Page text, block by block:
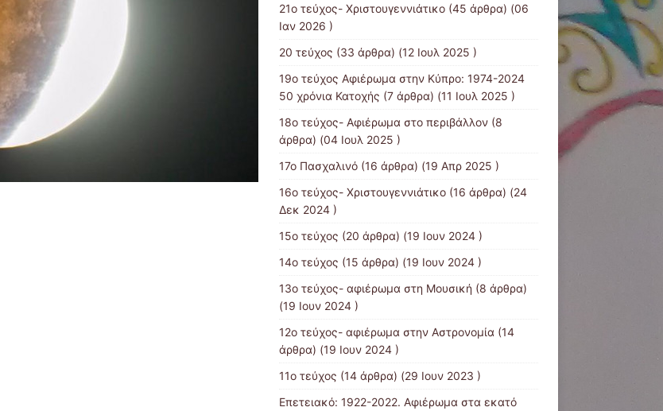
21ο τεύχος- Χριστουγεννιάτικο(45 άρθρα) (06
Ιαν 2026 )
20 τεύχος (33 άρθρα) (12 Ιουλ 2025 )
19o τεύχος Αφιέρωμα στην Κύπρο: 1974-2024
50 χρόνια Κατοχής (7 άρθρα) (11 Ιουλ 2025 )
18ο τεύχος- Αφιέρωμα στο περιβάλλον(8
άρθρα) (04 Ιουλ 2025 )
17ο Πασχαλινό(16 άρθρα) (19 Απρ 2025 )
16ο τεύχος- Χριστουγεννιάτικο(16 άρθρα) (24
Δεκ 2024 )
15ο τεύχος (20 άρθρα) (19 Ιουν 2024 )
14ο τεύχος (15 άρθρα) (19 Ιουν 2024 )
13o τεύχος- αφιέρωμα στη Μουσική (8 άρθρα)
(19 Ιουν 2024 )
12o τεύχος- αφιέρωμα στην Αστρονομία (14
άρθρα) (19 Ιουν 2024 )
11ο τεύχος (14 άρθρα) (29 Ιουν 2023 )
Επετειακό: 1922-2022. Αφιέρωμα στα εκατό